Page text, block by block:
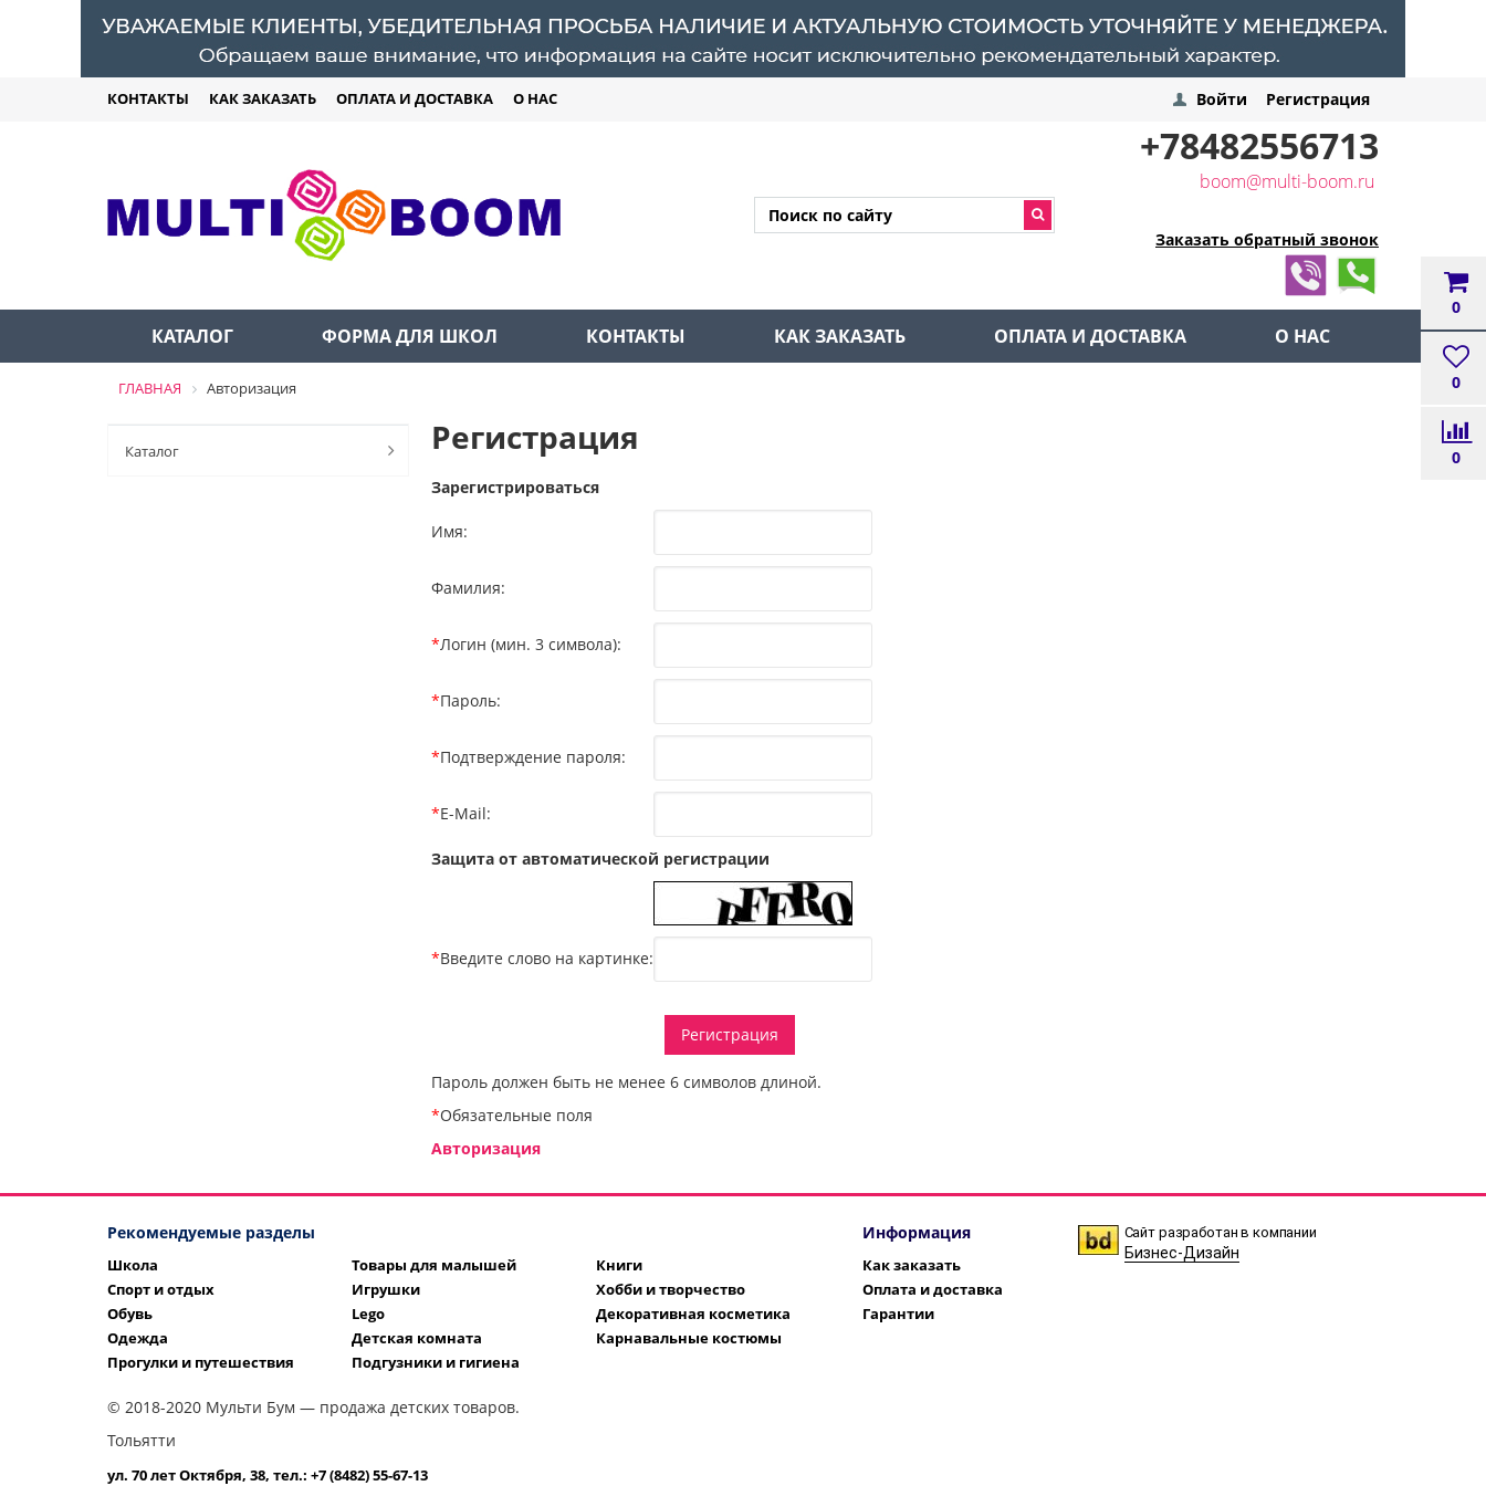
КОНТАКТЫ КАК ЗАКАЗАТЬ ОПЛАТА И ДОСТАВКА О НАС
0
0
0
Войти Регистрация
+78482556713
boom@multi-boom.ru
Заказать обратный звонок
КАТАЛОГ ФОРМА ДЛЯ ШКОЛ КОНТАКТЫ КАК ЗАКАЗАТЬ ОПЛАТА И ДОСТАВКА О НАС
ГЛАВНАЯ Авторизация
Каталог Регистрация
Зарегистрироваться
Имя:
Фамилия:
*Логин (мин. 3 символа):
*Пароль:
*Подтверждение пароля:
*E-Mail:
Защита от автоматической регистрации
*Введите слово на картинке:
Пароль должен быть не менее 6 символов длиной.
*Обязательные поля
Авторизация
Рекомендуемые разделы Информация Сайт разработан в компании
Бизнес-Дизайн
Школа
Спорт и отдых
Обувь
Одежда
Прогулки и путешествия
Товары для малышей
Игрушки
Lego
Детская комната
Подгузники и гигиена
Книги
Хобби и творчество
Декоративная косметика
Карнавальные костюмы
Как заказать
Оплата и доставка
Гарантии
© 2018-2020 Мульти Бум — продажа детских товаров.
Тольятти
ул. 70 лет Октября, 38, тел.: +7 (8482) 55-67-13